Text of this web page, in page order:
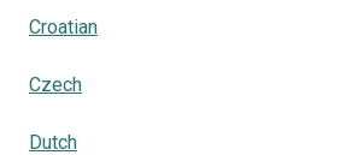
Croatian
Czech
Dutch